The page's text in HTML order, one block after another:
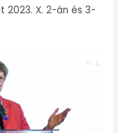
2023. X. 2-án és 3-